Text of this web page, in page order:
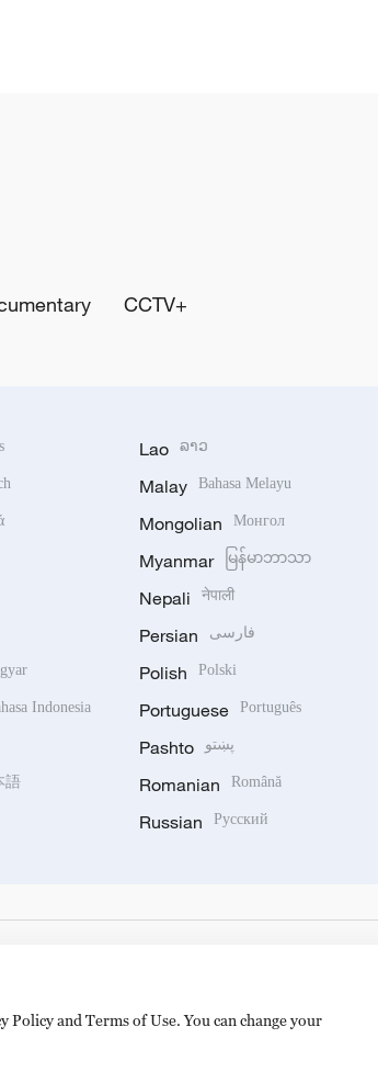
CCTV+
Indonesia
語
Lao ລາວ
Malay Bahasa Melayu
Mongolian Монгол
Myanmar မြန်မာဘာသာ
Nepali नेपाली
Persian فارسی
Polish Polski
Portuguese Português
Pashto پښتو
Romanian Română
Russian Русский
and Terms of Use. You can change your